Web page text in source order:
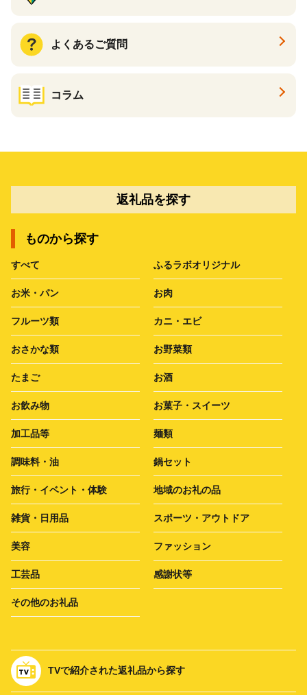
よくあるご質問
コラム
返礼品を探す
ものから探す
すべて ふるラボオリジナル
お米・パン お肉
フルーツ類 カニ・エビ
おさかな類 お野菜類
たまご お酒
お飲み物 お菓子・スイーツ
加工品等 麺類
調味料・油 鍋セット
旅行・イベント・体験 地域のお礼の品
雑貨・日用品 スポーツ・アウトドア
美容 ファッション
工芸品 感謝状等
その他のお礼品
TVで紹介された返礼品から探す